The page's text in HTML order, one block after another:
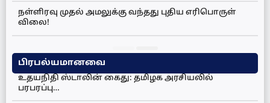
நள்ளிரவு முதல் அமலுக்கு வந்தது புதிய எரிபொருள்
விலை!
பிரபல்யமானவை
உதயநிதி ஸ்டாலின் கைது: தமிழக அரசியலில்
பரபரப்பு…